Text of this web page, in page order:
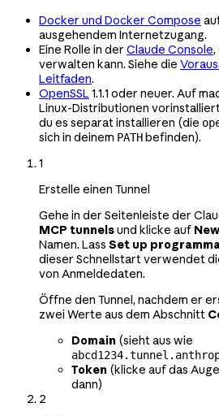
Docker und Docker Compose
ausgehendem Internetzugang.
Eine Rolle in der Claude Console,
verwalten kann. Siehe die
Leitfaden.
OpenSSL 1.1.1 oder neuer. Auf
Linux-Distributionen
du es separat installieren (die
sich in deinem PATHbefinden).
1
Erstelle einen Tunnel
Gehe in der Seitenleiste der
MCP tunnelsund klicke auf
Namen. Lass Set up
dieser Schnellstart verwendet
von Anmeldedaten.
Öffne den Tunnel, nachdem er
zwei Werte aus dem Abschnitt
Domain (sieht aus wie
Token (klicke auf das
dann)
2